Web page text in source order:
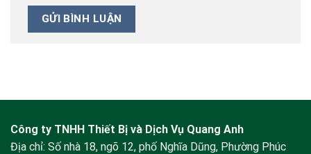
Công ty TNHH Thiết Bị và Dịch Vụ Quang Anh
Địa chỉ: Số nhà 18, ngõ 12, phố Nghĩa Dũng, Phường Phúc